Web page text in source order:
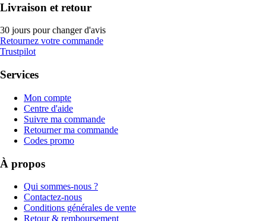
Livraison et retour
30 jours pour changer d'avis
Retournez votre commande
Trustpilot
Services
Mon compte
Centre d'aide
Suivre ma commande
Retourner ma commande
Codes promo
À propos
Qui sommes-nous ?
Contactez-nous
Conditions générales de vente
Retour & remboursement